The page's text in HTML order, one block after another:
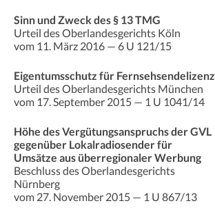
Sinn und Zweck des § 13 TMG
Urteil des Oberlandesgerichts Köln
vom 11. März 2016 — 6 U 121/15
Eigentumsschutz für Fernsehsendelizenz
Urteil des Oberlandesgerichts München
vom 17. September 2015 — 1 U 1041/14
Höhe des Vergütungsanspruchs der GVL
gegenüber Lokalradiosender für
Umsätze aus überregionaler Werbung
Beschluss des Oberlandesgerichts
Nürnberg
vom 27. November 2015 — 1 U 867/13